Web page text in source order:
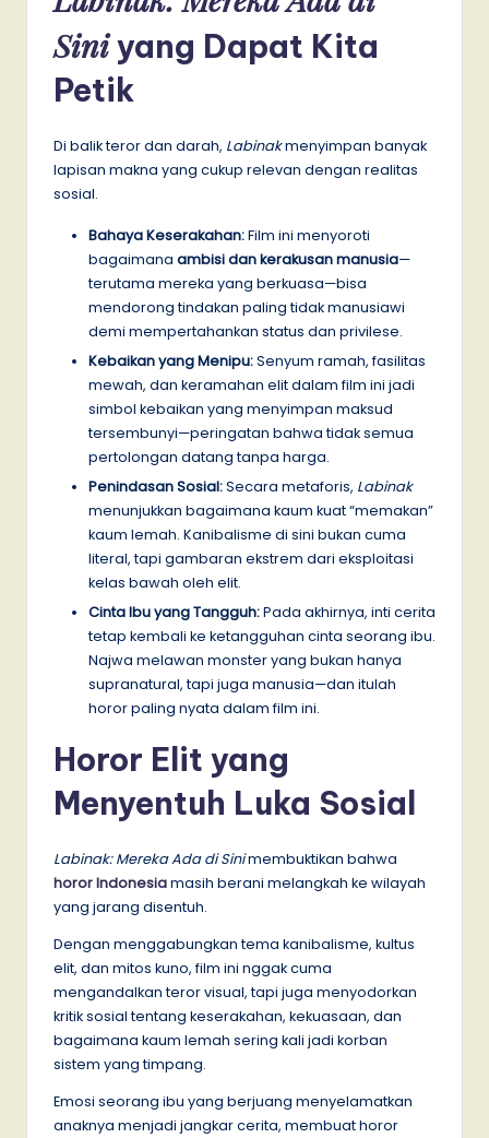
Siniyang Dapat Kita
Petik
Di balik teror dan darah, Labinakmenyimpan banyak
lapisan makna yang cukup relevan dengan realitas
sosial.
Bahaya Keserakahan:Film ini menyoroti
bagaimana ambisi dan kerakusan manusia—
terutama mereka yang berkuasa—bisa
mendorong tindakan paling tidak manusiawi
demi mempertahankan status dan privilese.
Kebaikan yang Menipu:Senyum ramah, fasilitas
mewah, dan keramahan elit dalam film ini jadi
simbol kebaikan yang menyimpan maksud
tersembunyi—peringatan bahwa tidak semua
pertolongan datang tanpa harga.
Penindasan Sosial:Secara metaforis, Labinak
menunjukkan bagaimana kaum kuat “memakan”
kaum lemah. Kanibalisme di sini bukan cuma
literal, tapi gambaran ekstrem dari eksploitasi
kelas bawah oleh elit.
Cinta Ibu yang Tangguh:Pada akhirnya, inti cerita
tetap kembali ke ketangguhan cinta seorang ibu.
Najwa melawan monster yang bukan hanya
supranatural, tapi juga manusia—dan itulah
horor paling nyata dalam film ini.
Horor Elit yang
Menyentuh Luka Sosial
Labinak: Mereka Ada di Sinimembuktikan bahwa
horor Indonesiamasih berani melangkah ke wilayah
yang jarang disentuh.
Dengan menggabungkan tema kanibalisme, kultus
elit, dan mitos kuno, film ini nggak cuma
mengandalkan teror visual, tapi juga menyodorkan
kritik sosial tentang keserakahan, kekuasaan, dan
bagaimana kaum lemah sering kali jadi korban
sistem yang timpang.
Emosi seorang ibu yang berjuang menyelamatkan
anaknya menjadi jangkar cerita, membuat horor